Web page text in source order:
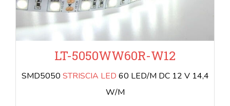
LT-5050WW60R-W12
SMD5050 STRISCIA LED 60 LED/M DC 12 V 14,4
W/M